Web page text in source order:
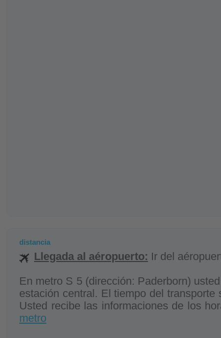
distancia
Llegada al aéropuerto: Ir del
En metro S 5 (dirección: Paderborn)
estación central. El tiempo del transporte
Usted recibe las informaciones de los
metro